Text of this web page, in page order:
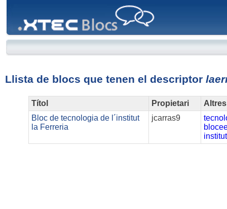
Llista de blocs que tenen el descriptor
Títol Propietari
Bloc de tecnologia de l´institut
la Ferreria
jcarras9